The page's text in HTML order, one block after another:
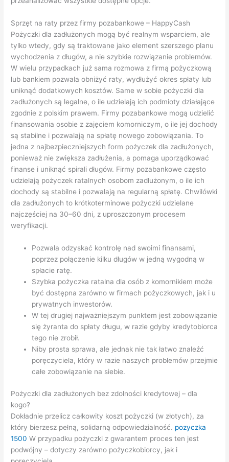
Sprzęt na raty przez firmy pozabankowe – HappyCash
Pożyczki dla zadłużonych mogą być realnym wsparciem, ale
tylko wtedy, gdy są traktowane jako element szerszego planu
wychodzenia z długów, a nie szybkie rozwiązanie problemów.
W wielu przypadkach już sama rozmowa z firmą pożyczkową
lub bankiem pozwala obniżyć raty, wydłużyć okres spłaty lub
uniknąć dodatkowych kosztów. Same w sobie pożyczki dla
zadłużonych są legalne, o ile udzielają ich podmioty działające
zgodnie z polskim prawem. Firmy pozabankowe mogą udzielić
finansowania osobie z zajęciem komorniczym, o ile jej dochody
są stabilne i pozwalają na spłatę nowego zobowiązania. To
jedna z najbezpieczniejszych form pożyczek dla zadłużonych,
ponieważ nie zwiększa zadłużenia, a pomaga uporządkować
finanse i uniknąć spirali długów. Firmy pozabankowe często
udzielają pożyczek ratalnych osobom zadłużonym, o ile ich
dochody są stabilne i pozwalają na regularną spłatę. Chwilówki
dla zadłużonych to krótkoterminowe pożyczki udzielane
najczęściej na 30–60 dni, z uproszczonym procesem
weryfikacji.
Pozwala odzyskać kontrolę nad swoimi finansami,
poprzez połączenie kilku długów w jedną wygodną w
spłacie ratę.
Szybka pożyczka ratalna dla osób z komornikiem może
być dostępna zarówno w firmach pożyczkowych, jak i u
prywatnych inwestorów.
W tej drugiej najważniejszym punktem jest zobowiązanie
się żyranta do spłaty długu, w razie gdyby kredytobiorca
tego nie zrobił.
Niby prosta sprawa, ale jednak nie tak łatwo znaleźć
poręczyciela, który w razie naszych problemów przejmie
całe zobowiązanie na siebie.
Pożyczki dla zadłużonych bez zdolności kredytowej – dla
kogo?
Dokładnie przelicz całkowity koszt pożyczki (w złotych), za
który bierzesz pełną, solidarną odpowiedzialność. pozyczka
1500 W przypadku pożyczki z gwarantem proces ten jest
podwójny – dotyczy zarówno pożyczkobiorcy, jak i